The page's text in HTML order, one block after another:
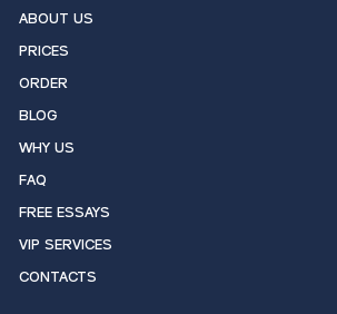
ABOUT US
PRICES
ORDER
BLOG
WHY US
FAQ
FREE ESSAYS
VIP SERVICES
CONTACTS